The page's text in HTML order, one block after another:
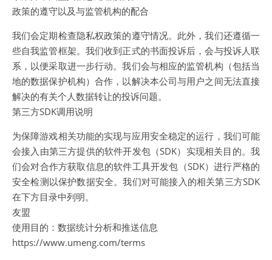
政策的遵守以及与监管机构的配合
我们会定期检查隐私权政策的遵守情况。此外，我们还遵循一
些自我监管框架。我们收到正式的书面投诉后，会与投诉人联
系，以便采取进一步行动。我们会与相应的监管机构（包括当
地的数据保护机构）合作，以解决本公司与用户之间无法直接
解决的有关个人数据转让的投诉问题。
第三方SDK调用说明
为保障游戏相关功能的实现与应用安全稳定的运行，我们可能
会接入由第三方提供的软件开发包（SDK）实现相关目的。我
们会对合作方获取信息的软件工具开发包（SDK）进行严格的
安全检测以保护数据安全。我们对可能接入的相关第三方SDK
在下方目录中列明。
友盟
使用目的：数据统计分析和推送信息
https://www.umeng.com/terms